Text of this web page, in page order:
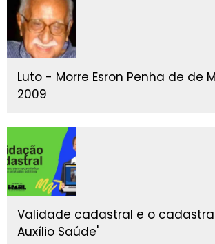
Luto - Morre Esron Penha de de
2009
Validade cadastral e o
Auxílio Saúde'